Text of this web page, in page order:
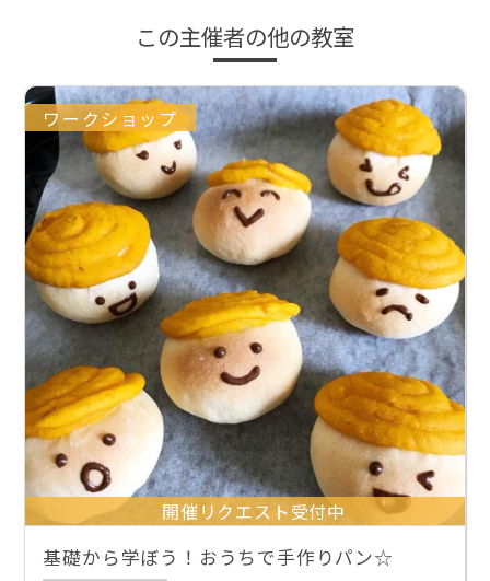
この主催者の他の教室
ワークショップ
開催リクエスト受付中
基礎から学ぼう！おうちで手作りパン☆